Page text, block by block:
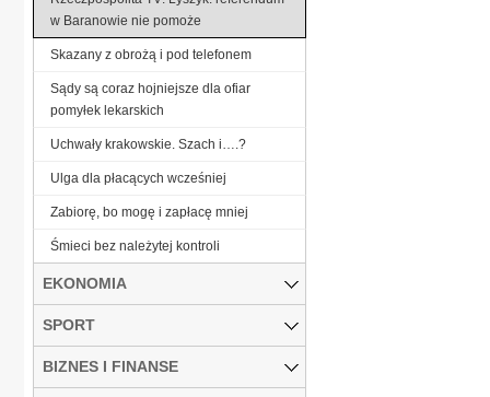
w Baranowie nie pomoże
Skazany z obrożą i pod telefonem
Sądy są coraz hojniejsze dla ofiar
pomyłek lekarskich
Uchwały krakowskie. Szach i….?
Ulga dla płacących wcześniej
Zabiorę, bo mogę i zapłacę mniej
Śmieci bez należytej kontroli
EKONOMIA
SPORT
BIZNES I FINANSE